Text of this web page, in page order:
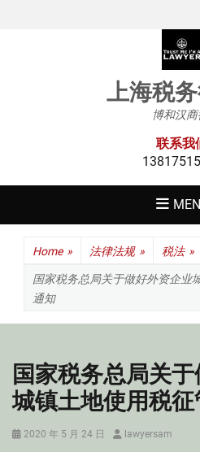
上海税
博和汉
联系我
Home » 法律法规 » 税法 »
国家税务总局关于做好外资企业
通知
国家税务总局关
城镇土地使用税
Posted
2020 年 5 月 24 日 Authorlawyersam